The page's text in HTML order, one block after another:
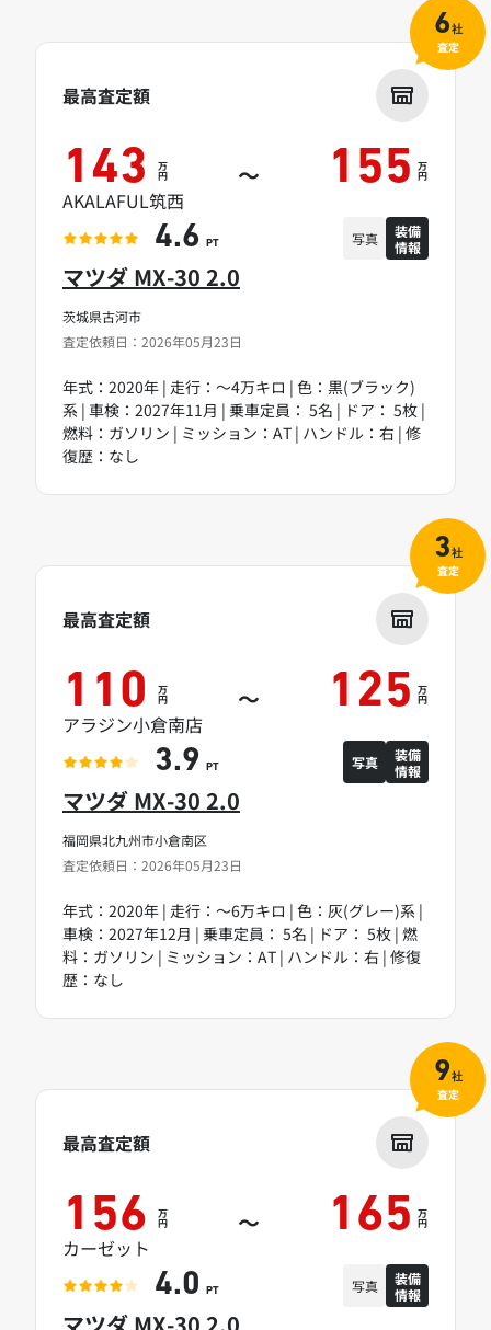
茨城県古河市
査定依頼日：2026年05月23日
マツダ MX-30 2.0
年式：2020年 | 走行：～4万キロ | 色：黒(ブラック)
系 | 車検：2027年11月 | 乗車定員： 5名 | ドア： 5枚 |
燃料：ガソリン | ミッション：AT | ハンドル：右 | 修
復歴：なし
最高査定額
143 万
円 ～ 155 万
円
AKALAFUL筑西
4.6 PT 写真
装備
情報
6社
査定
福岡県北九州市小倉南区
査定依頼日：2026年05月23日
マツダ MX-30 2.0
年式：2020年 | 走行：～6万キロ | 色：灰(グレー)系 |
車検：2027年12月 | 乗車定員： 5名 | ドア： 5枚 | 燃
料：ガソリン | ミッション：AT | ハンドル：右 | 修復
歴：なし
最高査定額
110 万
円 ～ 125 万
円
アラジン小倉南店
3.9 PT 写真
装備
情報
3社
査定
最高査定額
156 万
円 ～ 165 万
円
カーゼット
4.0 PT 写真
装備
情報
9社
査定